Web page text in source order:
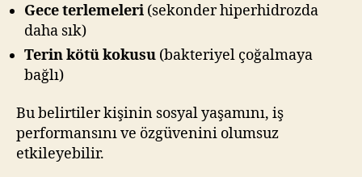
Gece terlemeleri (sekonder hiperhidrozda
daha sık)
Terin kötü kokusu (bakteriyel çoğalmaya
bağlı)
Bu belirtiler kişinin sosyal yaşamını, iş
performansını ve özgüvenini olumsuz
etkileyebilir.